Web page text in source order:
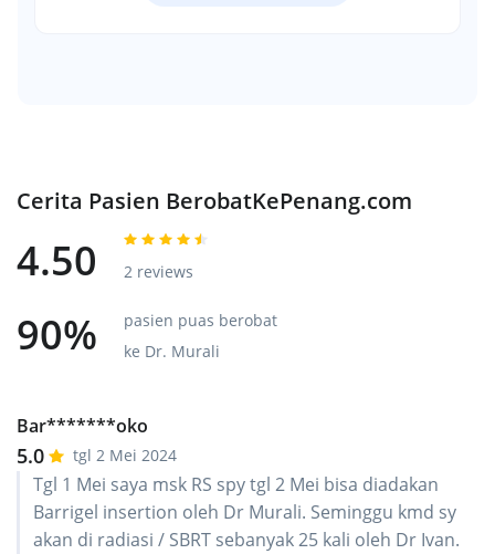
Cerita Pasien BerobatKePenang.com
4.50 2 reviews
90%
pasien puas berobat
ke Dr. Murali
Bar*******oko
5.0 tgl 2 Mei 2024
Tgl 1 Mei saya msk RS spy tgl 2 Mei bisa diadakan
Barrigel insertion oleh Dr Murali. Seminggu kmd sy
akan di radiasi / SBRT sebanyak 25 kali oleh Dr Ivan.